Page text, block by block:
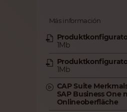
Más información
1Mb
1Mb
CAP Suite
SAP Business One
Onlineoberfläche